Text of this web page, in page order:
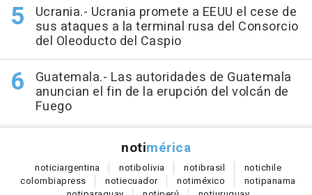
Ucrania.- Ucrania promete a EEUU el cese de
sus ataques a la terminal rusa del Consorcio
del Oleoducto del Caspio
Guatemala.- Las autoridades de Guatemala
anuncian el fin de la erupción del volcán de
Fuego
notimérica
noticiargentina notibolivia notibrasil notichile
colombiapress notiecuador notiméxico notipanama